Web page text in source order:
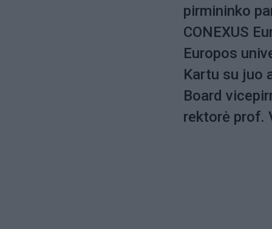
pirmininko
CONEXUS
Europos
Kartu su juo
Board
rektorė prof.